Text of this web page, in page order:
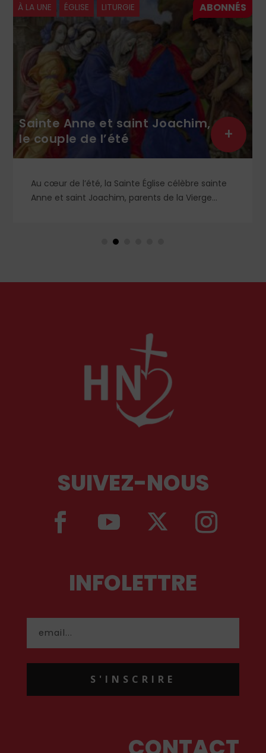
À LA UNE ÉGLISE LITURGIE
Sainte Anne et saint Joachim,
le couple de l’été
Au cœur de l’été, la Sainte Église célèbre sainte
Anne et saint Joachim, parents de la Vierge
en Orient qu’en Occident, célèbre par sa piété
+
SUIVEZ-NOUS
INFOLETTRE
S'INSCRIRE